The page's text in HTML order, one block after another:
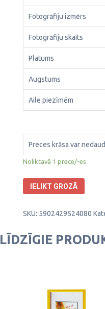
Fotogrāfiju izmērs
Fotogrāfiju skaits
Platums
Augstums
Aile piezīmēm
Preces krāsa var
Noliktavā 1 prece/-es
IELIKT GROZĀ
SKU: 5902429524080
LĪDZĪGIE